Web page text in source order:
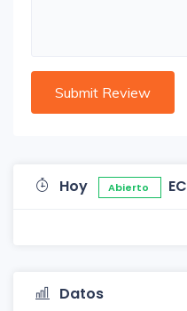
Hoy Abierto EC
Datos